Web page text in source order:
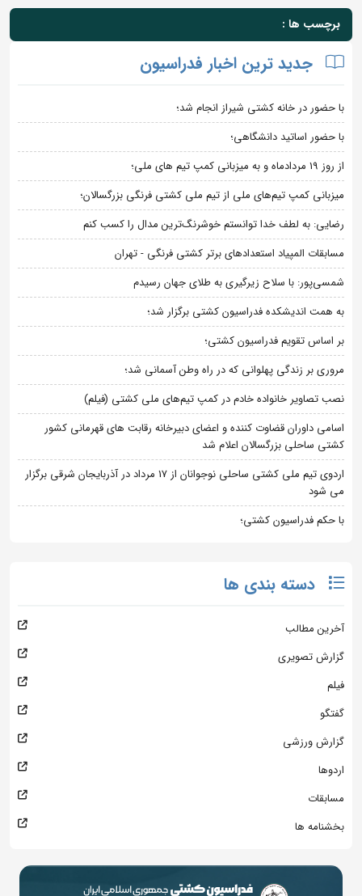
برچسب ها :
جدید ترین اخبار فدراسیون
با حضور در خانه کشتی شیراز انجام شد؛
با حضور اساتید دانشگاهی؛
از روز 19 مردادماه و به میزبانی کمپ تیم های ملی؛
میزبانی کمپ تیم‌های ملی از تیم ملی کشتی فرنگی بزرگسالان؛
رضایی: به لطف خدا توانستم خوشرنگ‌ترین مدال را کسب کنم
مسابقات المپیاد استعدادهای برتر کشتی فرنگی - تهران
شمسی‌پور: با سلاح زیرگیری به طلای جهان رسیدم
به همت اندیشکده فدراسیون کشتی برگزار شد؛
بر اساس تقویم فدراسیون کشتی؛
مروری بر زندگی پهلوانی که در راه وطن آسمانی شد؛
نصب تصاویر خانواده خادم در کمپ تیم‌های ملی کشتی (فیلم)
اسامی داوران قضاوت کننده و اعضای دبیرخانه رقابت های قهرمانی کشور
کشتی ساحلی بزرگسالان اعلام شد
اردوی تیم ملی کشتی ساحلی نوجوانان از 17 مرداد در آذربایجان شرقی برگزار
می شود
با حکم فدراسیون کشتی؛
دسته بندی ها
آخرین مطالب
گزارش تصویری
فیلم
گفتگو
گزارش ورزشی
اردوها
مسابقات
بخشنامه ها